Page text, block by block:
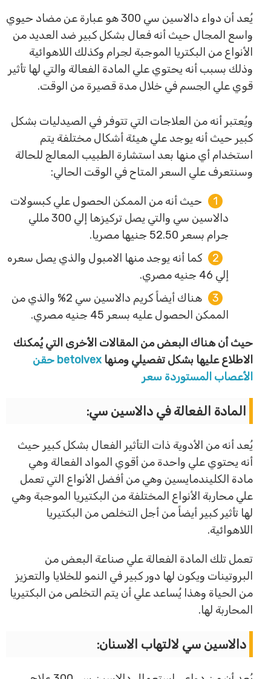
يُعد أن دواء دالاسين سي 300 هو عبارة عن مضاد حيوي
واسع المجال حيث أنه فعال بشكل كبير ضد العديد من
الأنواع من البكتريا الموجبة لجرام وكذلك اللاهوائية
وذلك بسبب أنه يحتوي علي المادة الفعالة والتي لها تأثير
قوي علي الجسم في خلال مدة قصيرة من الوقت.
ويُعتبر أنه من العلاجات التي تتوفر في الصيدليات بشكل
كبير حيث أنه يوجد علي هيئة أشكال مختلفة يتم
استخدام أي منها بعد استشارة الطبيب المعالج للحالة
وسنتعرف علي السعر المتاح في الوقت الحالي:
حيث أنه من الممكن الحصول علي كبسولات
دالاسين سي والتي يصل تركيزها إلي 300 مللي
جرام بسعر 52.50 جنيها مصريا.
كما أنه يوجد منها الامبول والذي يصل سعره
هناك أيضاً كريم دالاسين سي 2% والذي من
الممكن الحصول عليه بسعر 45 جنيه مصري.
حيث أن هناك البعض من المقالات الأخرى التي يُمكنك
الاطلاع عليها بشكل تفصيلي ومنها
betolvex حقن
الأعصاب المستوردة سعر
المادة الفعالة في دالاسين سي:
يُعد أنه من الأدوية ذات التأثير الفعال بشكل كبير حيث
أنه يحتوي علي واحدة من أقوي المواد الفعالة وهي
مادة الكليندمايسين وهي من أفضل الأنواع التي تعمل
علي محاربة الأنواع المختلفة من البكتيريا الموجبة وهي
لها تأثير كبير أيضاً من أجل التخلص من البكتيريا
اللاهوائية.
تعمل تلك المادة الفعالة علي صناعة البعض من
البروتينات ويكون لها دور كبير في النمو للخلايا والتعزيز
من الحياة وهذا يُساعد علي أن يتم التخلص من البكتيريا
المحاربة لها.
دالاسين سي لالتهاب الاسنان: